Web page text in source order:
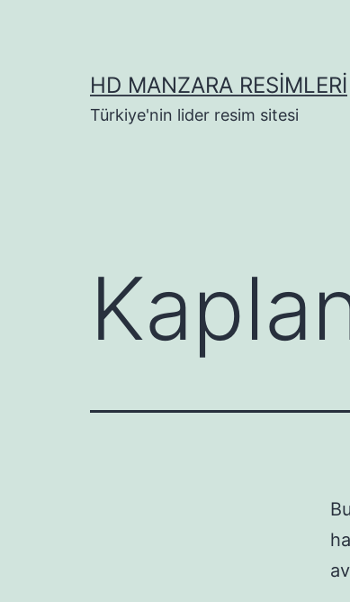
HD MANZARA RESIMLERI
Türkiye'nin lider resim sitesi